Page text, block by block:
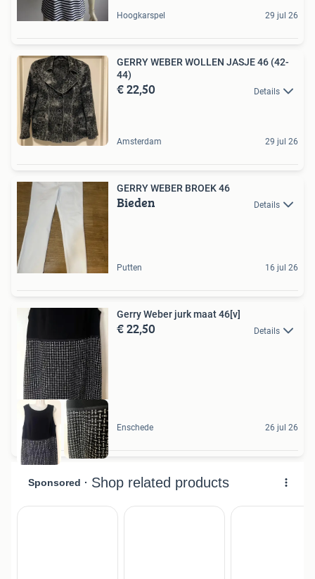
Hoogkarspel 29 jul 26
GERRY WEBER WOLLEN JASJE 46 (42-
44)
€ 22,50 Details
Amsterdam 29 jul 26
GERRY WEBER BROEK 46
Bieden Details
Putten 16 jul 26
Gerry Weber jurk maat 46[v]
€ 22,50 Details
Enschede 26 jul 26